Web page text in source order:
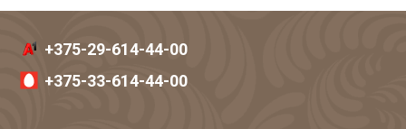
+375-29-614-44-00
+375-33-614-44-00